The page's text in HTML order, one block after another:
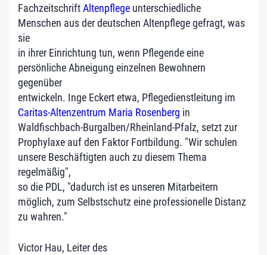
FachzeitschriftAltenpflege unterschiedliche
Menschen aus der deutschen Altenpflege gefragt, was
sie
in ihrer Einrichtung tun, wenn Pflegende eine
persönliche Abneigung einzelnen Bewohnern
gegenüber
entwickeln. Inge Eckert etwa, Pflegedienstleitung im
Caritas-Altenzentrum Maria Rosenberg in
Waldfischbach-Burgalben/Rheinland-Pfalz, setzt zur
Prophylaxe auf den Faktor Fortbildung. "Wir schulen
unsere Beschäftigten auch zu diesem Thema
regelmäßig",
so die PDL, "dadurch ist es unseren Mitarbeitern
möglich, zum Selbstschutz eine professionelle Distanz
zu wahren."
Victor Hau, Leiter des